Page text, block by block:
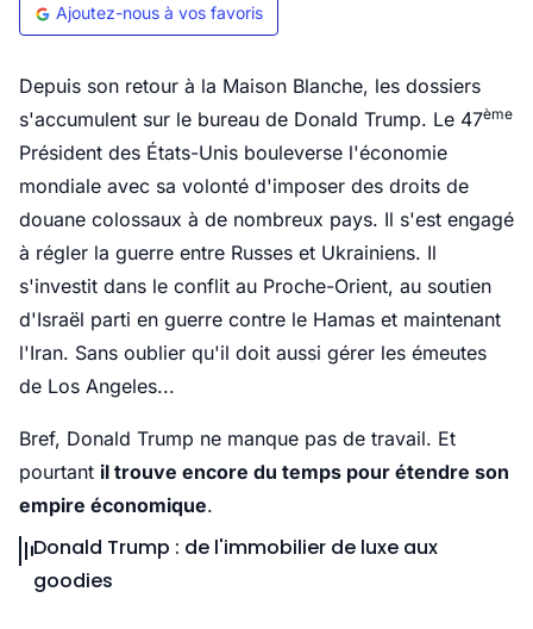
Ajoutez-nous à vos favoris
Depuis son retour à la Maison Blanche, les dossiers
s'accumulent sur le bureau de Donald Trump. Le 47ème
Président des États-Unis bouleverse l'économie
mondiale avec sa volonté d'imposer des droits de
douane colossaux à de nombreux pays. Il s'est engagé
à régler la guerre entre Russes et Ukrainiens. Il
s'investit dans le conflit au Proche-Orient, au soutien
d'Israël parti en guerre contre le Hamas et maintenant
l'Iran. Sans oublier qu'il doit aussi gérer les émeutes
de Los Angeles...
Bref, Donald Trump ne manque pas de travail. Et
pourtant il trouve encore du temps pour étendre son
empire économique.
Donald Trump : de l'immobilier de luxe aux
goodies